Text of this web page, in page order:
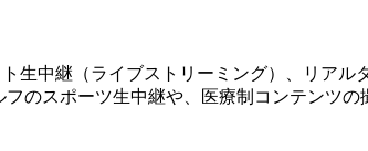
生中継（ライブストリーミング）、リア
のスポーツ生中継や、医療制コンテンツの